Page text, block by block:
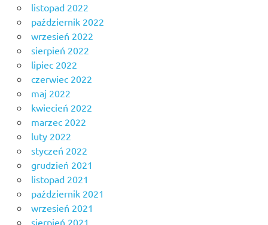
listopad 2022
październik 2022
wrzesień 2022
sierpień 2022
lipiec 2022
czerwiec 2022
maj 2022
kwiecień 2022
marzec 2022
luty 2022
styczeń 2022
grudzień 2021
listopad 2021
październik 2021
wrzesień 2021
sierpień 2021